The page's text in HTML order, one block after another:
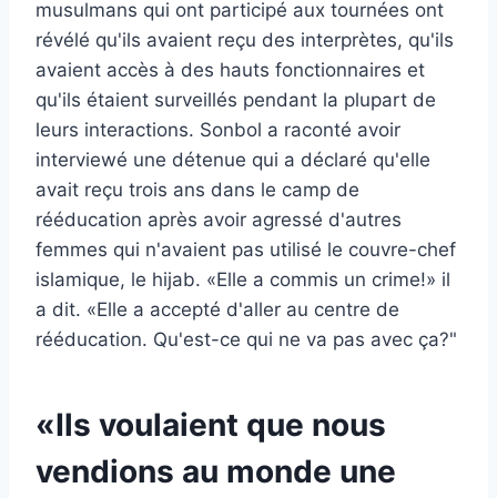
musulmans qui ont participé aux tournées ont
révélé qu'ils avaient reçu des interprètes, qu'ils
avaient accès à des hauts fonctionnaires et
qu'ils étaient surveillés pendant la plupart de
leurs interactions. Sonbol a raconté avoir
interviewé une détenue qui a déclaré qu'elle
avait reçu trois ans dans le camp de
rééducation après avoir agressé d'autres
femmes qui n'avaient pas utilisé le couvre-chef
islamique, le hijab. «Elle a commis un crime!» il
a dit. «Elle a accepté d'aller au centre de
rééducation. Qu'est-ce qui ne va pas avec ça?"
«Ils voulaient que nous
vendions au monde une